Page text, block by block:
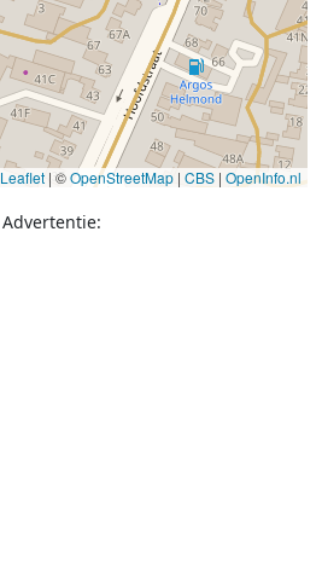
Leaflet | ©OpenStreetMap | CBS | OpenInfo.nl
Advertentie: